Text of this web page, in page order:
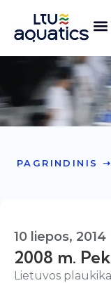
PAGRINDINIS ➝
10 liepos, 2014
2008 m.
Lietuvos